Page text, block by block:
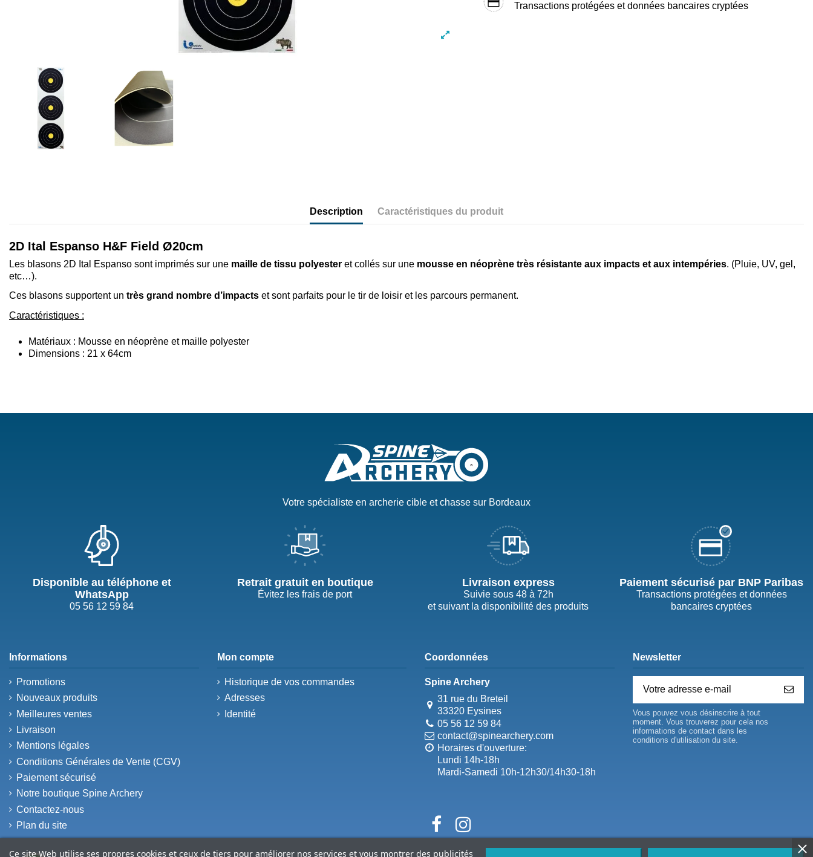
Transactions protégées et données bancaires cryptées
Description Caractéristiques du produit
2D Ital Espanso H&F Field Ø20cm
Les blasons 2D Ital Espanso sont imprimés sur une maille de tissu polyester et collés sur une mousse en néoprène très résistante aux impacts et aux intempéries. (Pluie, UV, gel,
etc…).
Ces blasons supportent un très grand nombre d’impacts et sont parfaits pour le tir de loisir et les parcours permanent.
Caractéristiques :
Matériaux : Mousse en néoprène et maille polyester
Dimensions : 21 x 64cm
Votre spécialiste en archerie cible et chasse sur Bordeaux
Disponible au téléphone et
WhatsApp
05 56 12 59 84
Retrait gratuit en boutique
Évitez les frais de port
Livraison express
Suivie sous 48 à 72h
et suivant la disponibilité des produits
Paiement sécurisé par BNP Paribas
Transactions protégées et données
bancaires cryptées
Informations
Promotions
Nouveaux produits
Meilleures ventes
Livraison
Mentions légales
Conditions Générales de Vente (CGV)
Paiement sécurisé
Notre boutique Spine Archery
Contactez-nous
Plan du site
Mon compte
Historique de vos commandes
Adresses
Identité
Coordonnées
Spine Archery
31 rue du Breteil
33320 Eysines
05 56 12 59 84
contact@spinearchery.com
Horaires d'ouverture:
Lundi 14h-18h
Mardi-Samedi 10h-12h30/14h30-18h
Ce site Web utilise ses propres cookies et ceux de tiers pour améliorer nos services et vous montrer des publicités
Newsletter
Vous pouvez vous désinscrire à tout
moment. Vous trouverez pour cela nos
informations de contact dans les
conditions d'utilisation du site.